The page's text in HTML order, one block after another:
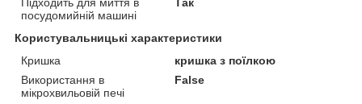
посудомийній машині
Користувальницькі характеристики
Кришка
кришка з поїлкою
Використання в
мікрохвильовій печі
False